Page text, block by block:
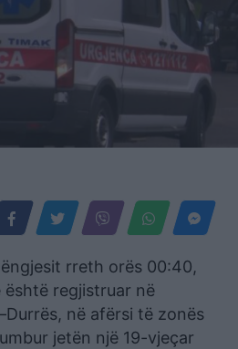
rreth orës 00:40,
regjistruar në
në afërsi të zonës
jetën një 19-vjeçar